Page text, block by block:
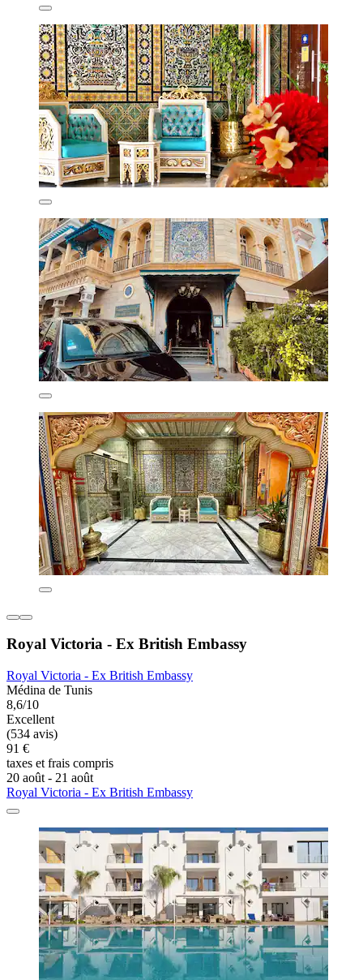
Royal Victoria - Ex British Embassy
Royal Victoria - Ex British Embassy
Médina de Tunis
8,6/10
Excellent
(534 avis)
91 €
taxes et frais compris
20 août - 21 août
Royal Victoria - Ex British Embassy